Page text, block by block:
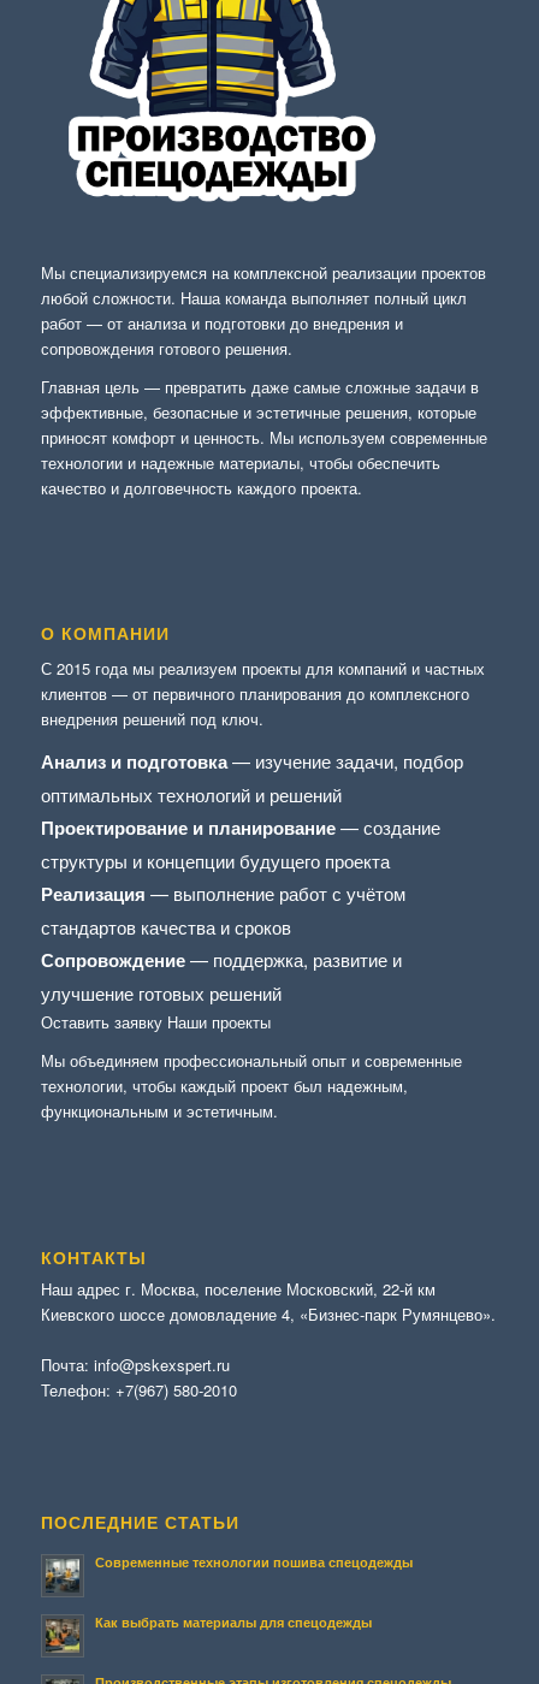
Мы специализируемся на комплексной реализации проектов
любой сложности. Наша команда выполняет полный цикл
работ — от анализа и подготовки до внедрения и
сопровождения готового решения.
Главная цель — превратить даже самые сложные задачи в
эффективные, безопасные и эстетичные решения, которые
приносят комфорт и ценность. Мы используем современные
технологии и надежные материалы, чтобы обеспечить
качество и долговечность каждого проекта.
О КОМПАНИИ
С 2015 года мы реализуем проекты для компаний и частных
клиентов — от первичного планирования до комплексного
внедрения решений под ключ.
Анализ и подготовка— изучение задачи, подбор
оптимальных технологий и решений
Проектирование и планирование— создание
структуры и концепции будущего проекта
Реализация — выполнение работ с учётом
стандартов качества и сроков
Сопровождение— поддержка, развитие и
улучшение готовых решений
Оставить заявку Наши проекты
Мы объединяем профессиональный опыт и современные
технологии, чтобы каждый проект был надежным,
функциональным и эстетичным.
КОНТАКТЫ
Наш адрес г. Москва, поселение Московский, 22-й км
Киевского шоссе домовладение 4, «Бизнес-парк Румянцево».
Почта: info@pskexspert.ru
Телефон: +7(967) 580-2010
ПОСЛЕДНИЕ СТАТЬИ
Современные технологии пошива спецодежды
Как выбрать материалы для спецодежды